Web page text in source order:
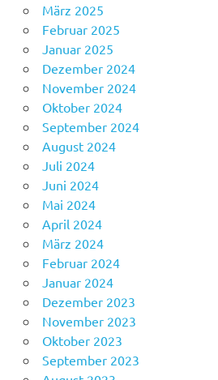
März 2025
Februar 2025
Januar 2025
Dezember 2024
November 2024
Oktober 2024
September 2024
August 2024
Juli 2024
Juni 2024
Mai 2024
April 2024
März 2024
Februar 2024
Januar 2024
Dezember 2023
November 2023
Oktober 2023
September 2023